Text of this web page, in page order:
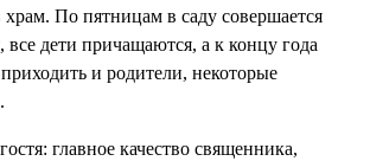
храм. По пятницам в саду совершается
все дети причащаются, а к концу года
и родители, некоторые
главное качество священника,